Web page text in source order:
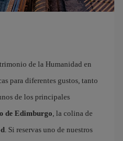
de la Humanidad en
para diferentes gustos, tanto
de los principales
de Edimburgo, la colina de
. Si reservas uno de nuestros